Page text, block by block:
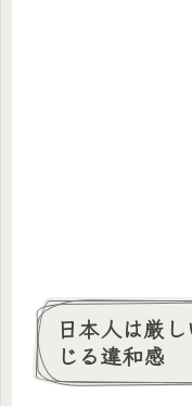
日本人は厳
じる違和感